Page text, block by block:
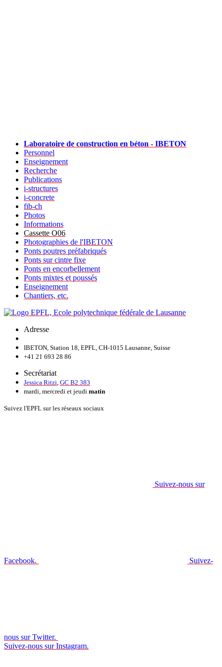
Laboratoire de construction en béton - IBETON
Personnel
Enseignement
Recherche
Publications
i-structures
i-concrete
fib-ch
Photos
Informations
Cassette O06
Photographies de l'IBETON
Ponts poutres préfabriqués
Ponts sur cintre fixe
Ponts en encorbellement
Ponts mixtes et poussés
Enseignement
Chantiers, etc.
Adresse
IBETON, Station 18, EPFL, CH-1015 Lausanne, Suisse
+41 21 693 28 86
Secrétariat
Jessica Ritzi GC B2 383
mardi, mercredi et jeudi matin
Suivez l'EPFL sur les réseaux sociaux
Suivez-nous sur
Facebook. Suivez-
nous sur Twitter.
Suivez-nous sur Instagram.